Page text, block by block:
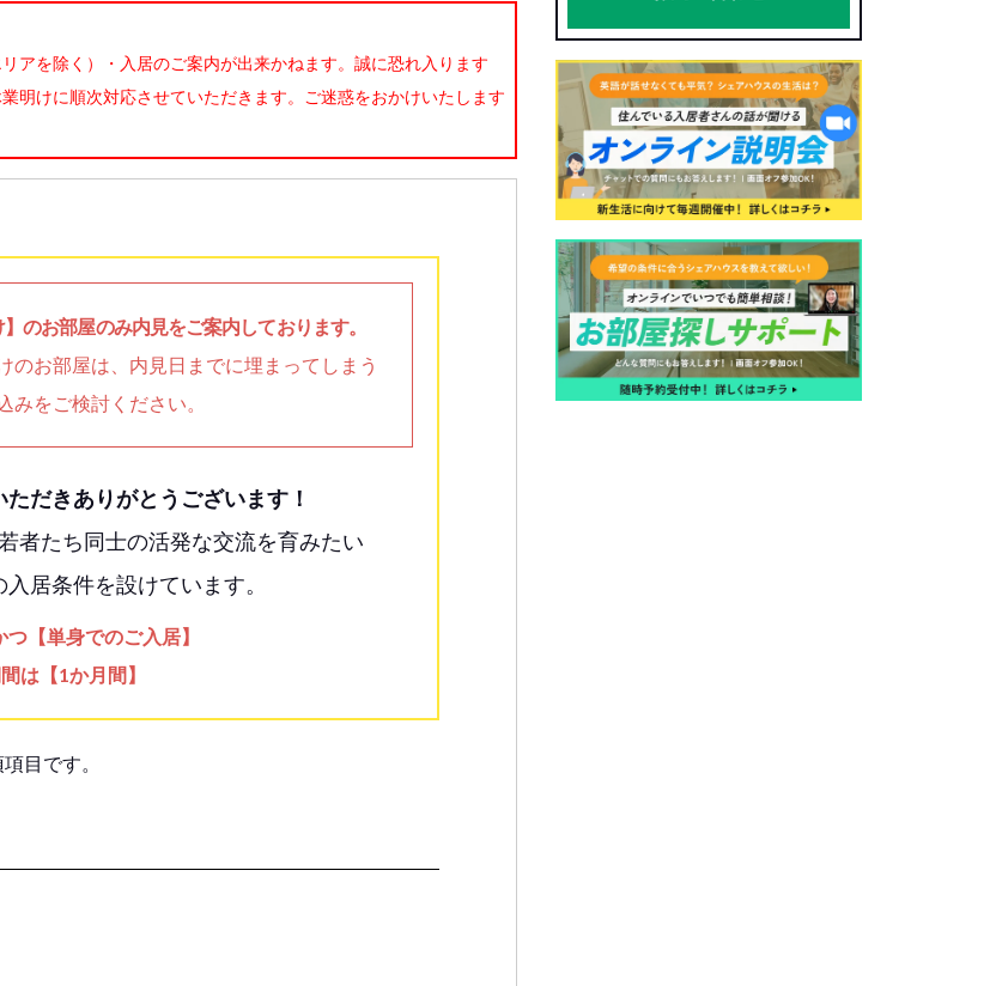
アを除く）・入居のご案内が出来かねます。誠に恐れ入ります
明けに順次対応させていただきます。ご迷惑をおかけいたします
のお部屋のみ内見をご案内しております。
のお部屋は、内見日までに埋まってしまう
をご検討ください。
だきありがとうございます！
者たち同士の活発な交流を育みたい
居条件を設けています。
【単身でのご入居】
は【1か月間】
目です。